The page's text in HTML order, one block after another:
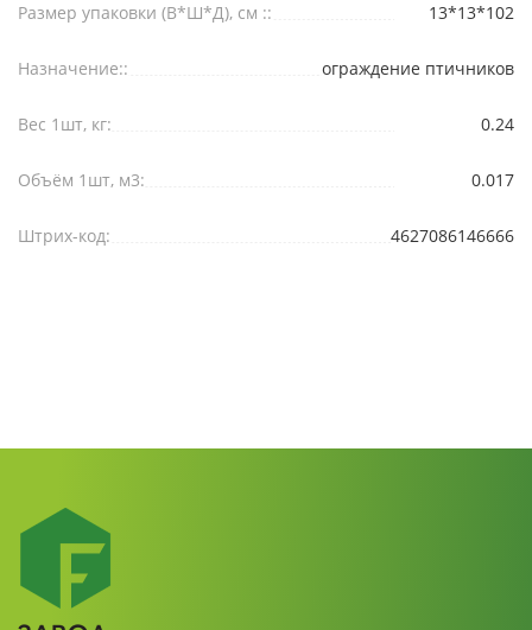
Размер упаковки (В*Ш*Д), см :: 13*13*102
Назначение:: ограждение птичников
Вес 1шт, кг: 0.24
Объём 1шт, м3: 0.017
Штрих-код: 4627086146666